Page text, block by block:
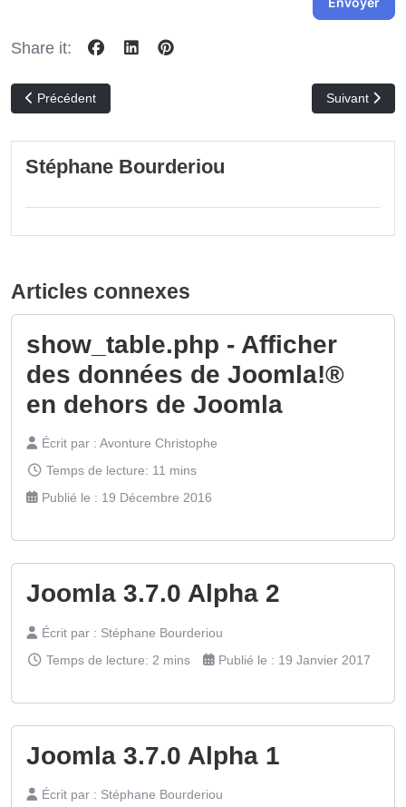
Share it:
Article précédent : Pas de nouveau routeur dans Joomla 3.7,
Précédent Article
Suivant
Stéphane Bourderiou
Articles connexes
show_table.php - Afficher
des données de Joomla!®
en dehors de Joomla
Écrit par : Avonture Christophe
Temps de lecture: 11 mins
Publié le : 19 Décembre 2016
Joomla 3.7.0 Alpha 2
Écrit par : Stéphane Bourderiou
Temps de lecture: 2 mins
Publié le : 19 Janvier 2017
Joomla 3.7.0 Alpha 1
Écrit par : Stéphane Bourderiou